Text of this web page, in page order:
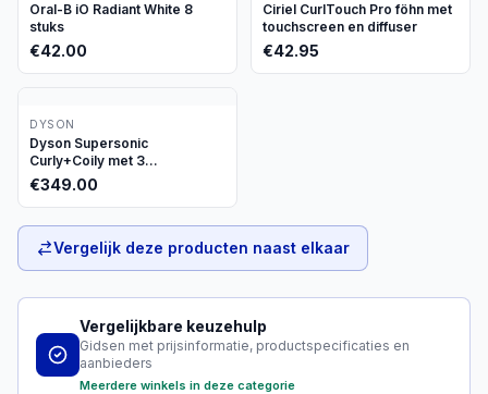
Oral-B iO Radiant White 8
stuks
€42.00
Ciriel CurlTouch Pro föhn met
touchscreen en diffuser
€42.95
DYSON
Dyson Supersonic
Curly+Coily met 3
opzetstukken
€349.00
Vergelijk deze producten naast elkaar
Vergelijkbare keuzehulp
Gidsen met prijsinformatie, productspecificaties en
aanbieders
Meerdere winkels in deze categorie